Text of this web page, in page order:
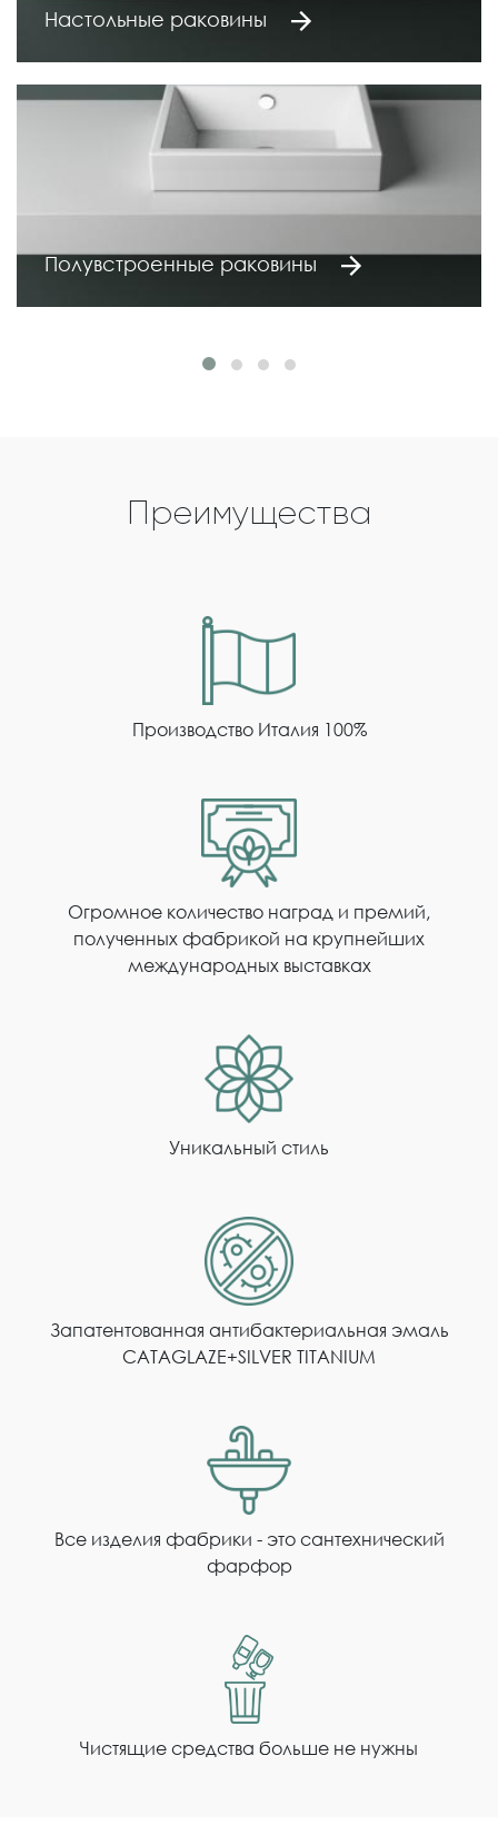
Настольные раковины
Полувстроенные раковины
Преимущества
Производство Италия 100%
Огромное количество наград и премий,
полученных фабрикой на крупнейших
международных выставках
Уникальный стиль
Запатентованная антибактериальная эмаль
CATAGLAZE+SILVER TITANIUM
Все изделия фабрики - это сантехнический
фарфор
Чистящие средства больше не нужны